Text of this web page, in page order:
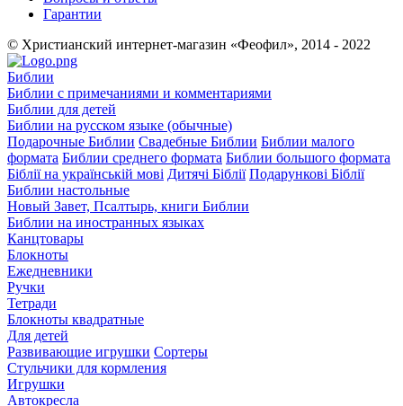
Гарантии
© Христианский интернет-магазин «Феофил», 2014 - 2022
Библии
Библии с примечаниями и комментариями
Библии для детей
Библии на русском языке (обычные)
Подарочные Библии Свадебные Библии Библии малого
формата Библии среднего формата Библии большого формата
Біблії на українській мові Дитячі Біблії Подарункові Біблії
Библии настольные
Новый Завет, Псалтырь, книги Библии
Библии на иностранных языках
Канцтовары
Блокноты
Ежедневники
Ручки
Тетради
Блокноты квадратные
Для детей
Развивающие игрушки Сортеры
Стульчики для кормления
Игрушки
Автокресла